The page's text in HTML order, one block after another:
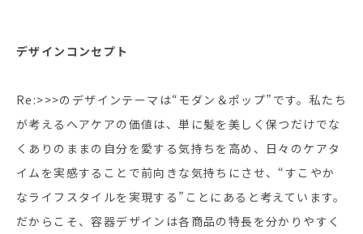
デザインコンセプト
Re:>>>のデザインテーマは“モダン＆ポップ”です。私たち
が考えるヘアケアの価値は、単に髪を美しく保つだけでな
くありのままの自分を愛する気持ちを高め、日々のケアタ
イムを実感することで前向きな気持ちにさせ、“すこやか
なライフスタイルを実現する”ことにあると考えています。
だからこそ、容器デザインは各商品の特長を分かりやすく